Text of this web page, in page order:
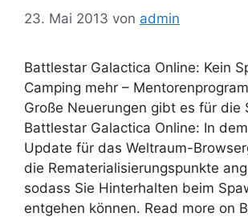
23. Mai 2013 von admin
Battlestar Galactica Online: Kein
Camping mehr –
Große Neuerungen gibt es für die
Battlestar Galactica Online: In
Update für das Weltraum-
die Rematerialisierungspunkte
sodass Sie Hinterhalten beim
entgehen können. Read more on